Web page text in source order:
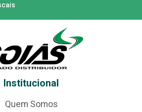
Institucional
Quem Somos